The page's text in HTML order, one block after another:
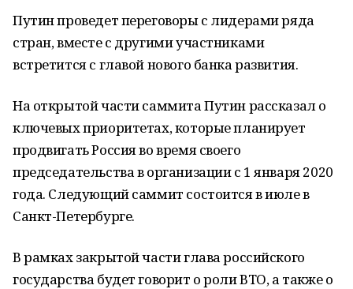
Путин проведет переговоры с лидерами ряда
стран, вместе с другими участниками
встретится с главой нового банка развития.
На открытой части саммита Путин рассказал о
ключевых приоритетах, которые планирует
продвигать Россия во время своего
председательства в организации с 1 января 2020
года. Следующий саммит состоится в июле в
Санкт-Петербурге.
В рамках закрытой части глава российского
государства будет говорит о роли ВТО, а также о